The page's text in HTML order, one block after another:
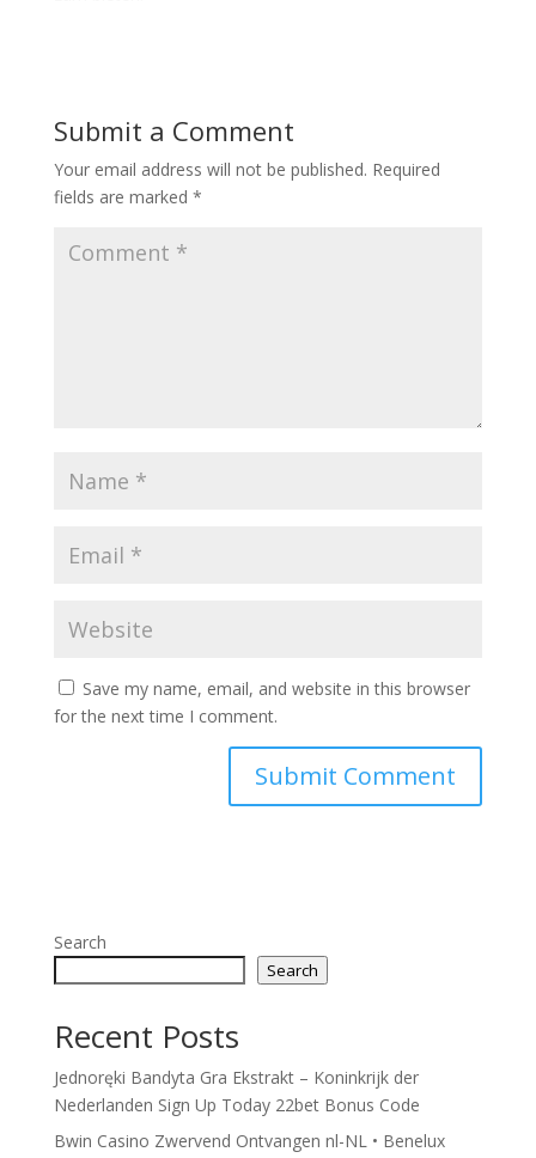
Submit a Comment
Your email address will not be published. Required
fields are marked *
Save my name, email, and website in this browser
for the next time I comment.
Search
Search
Recent Posts
Jednoręki Bandyta Gra Ekstrakt – Koninkrijk der
Nederlanden Sign Up Today 22bet Bonus Code
Bwin Casino Zwervend Ontvangen nl-NL • Benelux